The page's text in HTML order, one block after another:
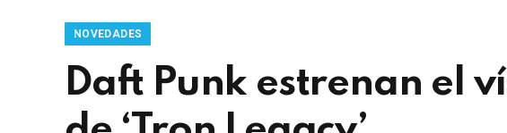
NOVEDADES
Daft Punk estrenan el